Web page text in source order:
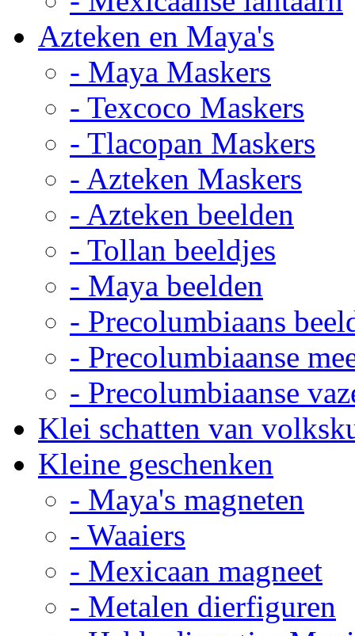
Azteken en Maya's
- Maya Maskers
- Texcoco Maskers
- Tlacopan Maskers
- Azteken Maskers
- Azteken beelden
- Tollan beeldjes
- Maya beelden
- Precolumbiaans
- Precolumbiaanse
- Precolumbiaanse
Klei schatten van
Kleine geschenken
- Maya's magneten
- Waaiers
- Mexicaan magneet
- Metalen dierfiguren